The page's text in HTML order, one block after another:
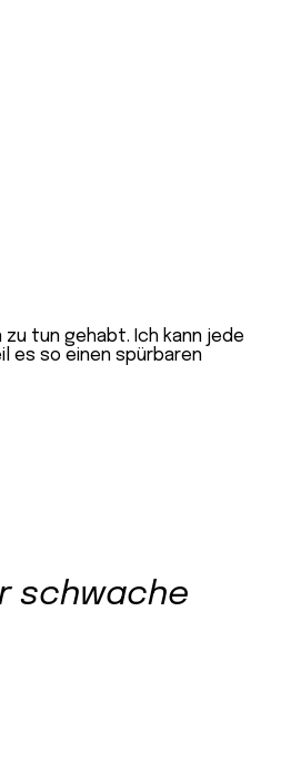
tun gehabt. Ich kann jede
es so einen spürbaren
schwache